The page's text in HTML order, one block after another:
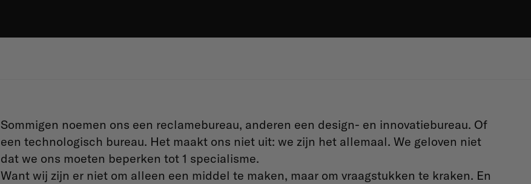
Sommigen noemen ons een reclamebureau, anderen een design- en innovatiebureau. Of
een technologisch bureau. Het maakt ons niet uit: we zijn het allemaal. We geloven niet
dat we ons moeten beperken tot 1 specialisme.
Want wij zijn er niet om alleen een middel te maken, maar om vraagstukken te kraken. En